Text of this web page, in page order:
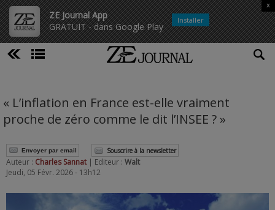
ZE Journal App
GRATUIT - dans Google Play
x
Installer
« L’inflation en France est-elle vraiment
proche de zéro comme le dit l’INSEE ? »
Envoyer par email Souscrire à la newsletter
Auteur : Charles Sannat | Editeur : Walt
Jeudi, 05 Févr. 2026 - 13h12